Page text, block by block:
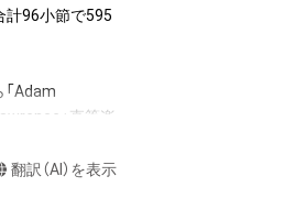
計96小節で595
Adam
」直筆楽
たNFT初回購
」フルバー
翻訳（AI）を表示